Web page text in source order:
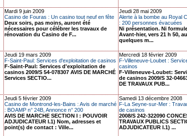
Mardi 9 juin 2009
Casino de Fouras : Un casino tout neuf en fête
Deux soirs, pas moins, auront été
nécessaires pour célébrer les travaux de
rénovation du Casino de F...
Jeudi 28 mai 2009
Alerte à la bombe au Royal
: 200 personnes évacuées
Ni présentation. Ni
Avant-hier, vers 21 h 50,
quelques m...
Jeudi 19 mars 2009
F-Saint-Paul: Services d'exploitation de casinos
F-Saint-Paul: Services d'exploitation de
casinos 2009/S 54-078307 AVIS DE MARCHÉ
Services SECTIO...
Mercredi 18 février 2009
F-Villeneuve-Loubet :
casinos
F-Villeneuve-Loubet:
de casinos 2009/S 32-
DE TRAVAUX PUB...
Jeudi 5 février 2009
Casino de Montrond-les-Bains : Avis de marché
: BOAMP n° 24B, Annonce n° 200
AVIS DE MARCHE SECTION I : POUVOIR
ADJUDICATEUR I.1) Nom, adresses et
point(s) de contact : Ville...
Samedi 13 décembre 2008
F-La Seyne-sur-Mer :
de casinos
2008/S 242-322090
TRAVAUX PUBLICS
ADJUDICATEUR I.1) ...